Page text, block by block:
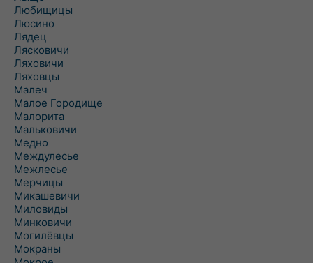
Любищицы
Люсино
Лядец
Лясковичи
Ляховичи
Ляховцы
Малеч
Малое Городище
Малорита
Мальковичи
Медно
Междулесье
Межлесье
Мерчицы
Микашевичи
Миловиды
Минковичи
Могилёвцы
Мокраны